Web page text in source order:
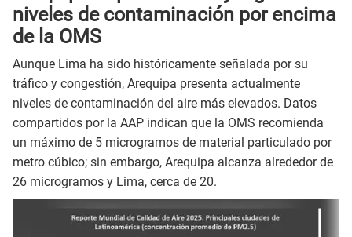
niveles de contaminación por encima
de la OMS
Aunque Lima ha sido históricamente señalada por su
tráfico y congestión, Arequipa presenta actualmente
niveles de contaminación del aire más elevados. Datos
compartidos por la AAP indican que la OMS recomienda
un máximo de 5 microgramos de material particulado por
metro cúbico; sin embargo, Arequipa alcanza alrededor de
26 microgramos y Lima, cerca de 20.